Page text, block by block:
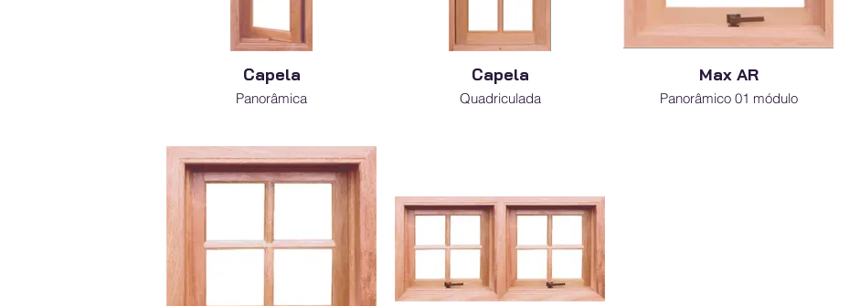
Capela
Panorâmica
Capela
Quadriculada
Max AR
Panorâmico 01 módulo